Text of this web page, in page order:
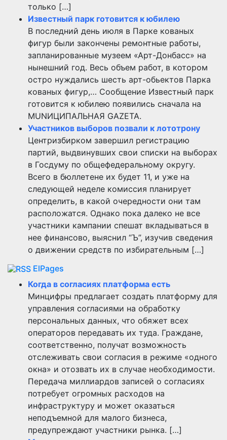
только […]
Известный парк готовится к юбилею
В последний день июля в Парке кованых
фигур были закончены ремонтные работы,
запланированные музеем «Арт-Донбасс» на
нынешний год. Весь объем работ, в котором
остро нуждались шесть арт-обьектов Парка
кованых фигур,… Сообщение Известный парк
готовится к юбилею появились сначала на
MUNИЦИПАЛЬНАЯ GAZЕТА.
Участников выборов позвали к лототрону
Центризбирком завершил регистрацию
партий, выдвинувших свои списки на выборах
в Госдуму по общефедеральному округу.
Всего в бюллетене их будет 11, и уже на
следующей неделе комиссия планирует
определить, в какой очередности они там
расположатся. Однако пока далеко не все
участники кампании спешат вкладываться в
нее финансово, выяснил “Ъ”, изучив сведения
о движении средств по избирательным […]
ElPages
Когда в согласиях платформа есть
Минцифры предлагает создать платформу для
управления согласиями на обработку
персональных данных, что обяжет всех
операторов передавать их туда. Граждане,
соответственно, получат возможность
отслеживать свои согласия в режиме «одного
окна» и отозвать их в случае необходимости.
Передача миллиардов записей о согласиях
потребует огромных расходов на
инфраструктуру и может оказаться
неподъемной для малого бизнеса,
предупреждают участники рынка. […]